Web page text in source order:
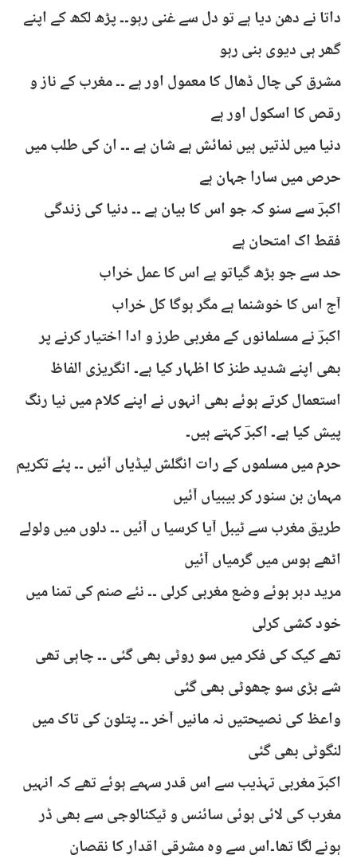
داتا نے دھن دیا ہے تو دل سے غنی رہو۔۔ پڑھ لکھ کے اپنے
گھر ہی دیوی بنی رہو
مشرق کی چال ڈھال کا معمول اور ہے ۔۔ مغرب کے ناز و
رقص کا اسکول اور ہے
دنیا میں لذتیں ہیں نمائش ہے شان ہے ۔۔ ان کی طلب میں
حرص میں سارا جہان ہے
اکبرؔ سے سنو کہ جو اس کا بیان ہے ۔۔ دنیا کی زندگی
فقط اک امتحان ہے
حد سے جو بڑھ گیاتو ہے اس کا عمل خراب
آج اس کا خوشنما ہے مگر ہوگا کل خراب
اکبرؔ نے مسلمانوں کے مغربی طرز و ادا اختیار کرنے پر
بھی اپنے شدید طنز کا اظہار کیا ہے۔ انگریزی الفاظ
استعمال کرتے ہوئے بھی انہوں نے اپنے کلام میں نیا رنگ
پیش کیا ہے۔ اکبرؔ کہتے ہیں۔
حرم میں مسلموں کے رات انگلش لیڈیاں آئیں ۔۔ پئے تکریم
مہمان بن سنور کر بیبیاں آئیں
طریق مغرب سے ٹیبل آیا کرسیا ں آئیں ۔۔ دلوں میں ولولے
اٹھے ہوس میں گرمیاں آئیں
مرید دہر ہوئے وضع مغربی کرلی ۔۔ نئے صنم کی تمنا میں
خود کشی کرلی
تھے کیک کی فکر میں سو روٹی بھی گئی ۔۔ چاہی تھی
شے بڑی سو چھوٹی بھی گئی
واعظ کی نصیحتیں نہ مانیں آخر ۔۔ پتلون کی تاک میں
لنگوٹی بھی گئی
اکبرؔ مغربی تہذیب سے اس قدر سہمے ہوئے تھے کہ انہیں
مغرب کی لائی ہوئی سائنس و ٹیکنالوجی سے بھی ڈر
ہونے لگا تھا۔اس سے وہ مشرقی اقدار کا نقصان